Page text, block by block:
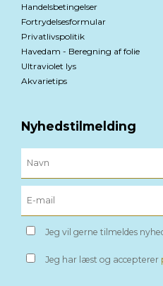
Handelsbetingelser
Fortrydelsesformular
Privatlivspolitik
Havedam - Beregning af folie
Ultraviolet lys
Akvarietips
Nyhedstilmelding
Jeg vil gerne tilmeldes
Jeg har læst og accepterer